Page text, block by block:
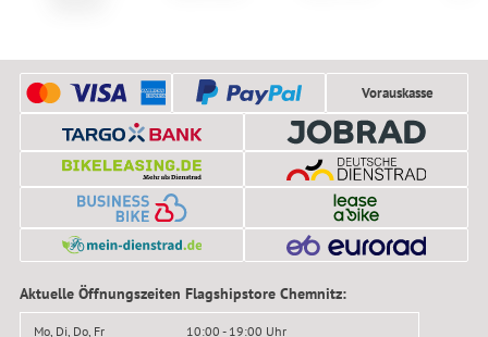
Vorauskasse
Aktuelle Öffnungszeiten Flagshipstore Chemnitz:
Mo, Di, Do, Fr
10:00 - 19:00 Uhr